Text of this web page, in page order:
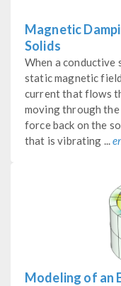
Magnetic
Solids
When a conductive
static magnetic
current that flows
moving through
force back on the
that is vibrating ...
Modeling of an